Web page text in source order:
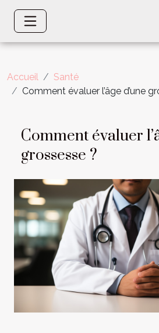
Accueil
Santé
Comment évaluer l’âge d’une
Comment évaluer
grossesse ?